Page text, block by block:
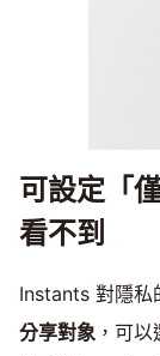
可設定「
看不到
Instants 對隱私
分享對象 ，可